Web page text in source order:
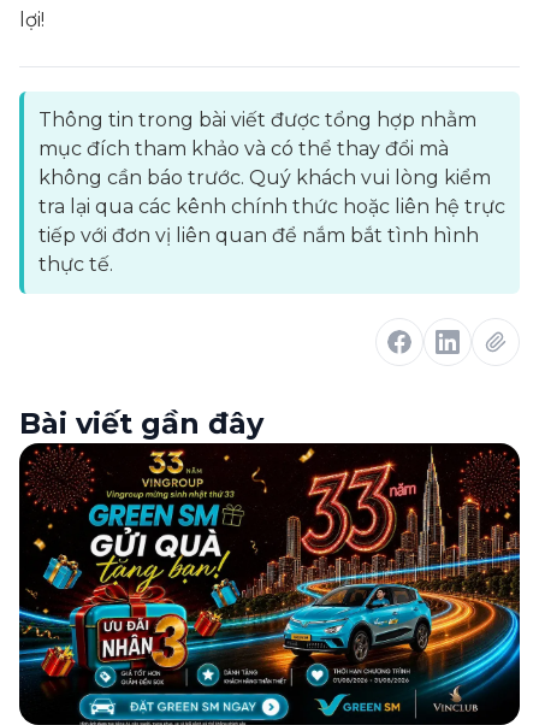
lợi!
Thông tin trong bài viết được tổng hợp nhằm
mục đích tham khảo và có thể thay đổi mà
không cần báo trước. Quý khách vui lòng kiểm
tra lại qua các kênh chính thức hoặc liên hệ trực
tiếp với đơn vị liên quan để nắm bắt tình hình
thực tế.
Bài viết gần đây